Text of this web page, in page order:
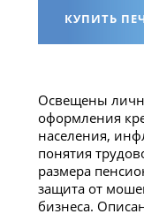
КУПИТЬ
Освещены
оформления
населения,
понятия
размера
защита от
бизнеса.